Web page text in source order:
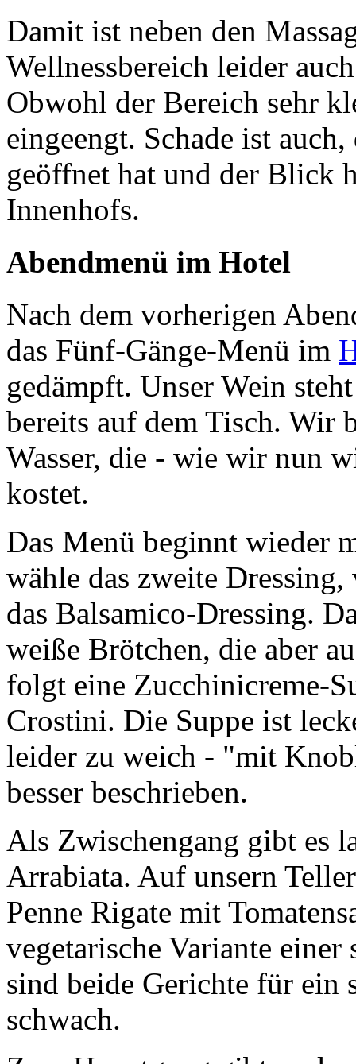
Damit ist neben den
Wellnessbereich leider
Obwohl der Bereich sehr
eingeengt. Schade ist
geöffnet hat und der Blick
Innenhofs.
Abendmenü im Hotel
Nach dem vorherigen
das Fünf-Gänge-Menü im
gedämpft. Unser Wein
bereits auf dem Tisch. Wir
Wasser, die - wie wir nun
kostet.
Das Menü beginnt wieder
wähle das zweite
das Balsamico-Dressing.
weiße Brötchen, die aber
folgt eine Zucchinicreme-
Crostini. Die Suppe ist
leider zu weich - "mit
besser beschrieben.
Als Zwischengang gibt es
Arrabiata. Auf unsern
Penne Rigate mit
vegetarische Variante einer
sind beide Gerichte für ein
schwach.